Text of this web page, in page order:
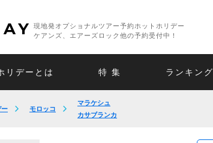
現地発オプショナルツアー予約ホットホリデー
ケアンズ、エアーズロック他の予約受付中！
リデーとは 特 集 ランキング
ー モロッコ
マラケシュ
カサブランカ